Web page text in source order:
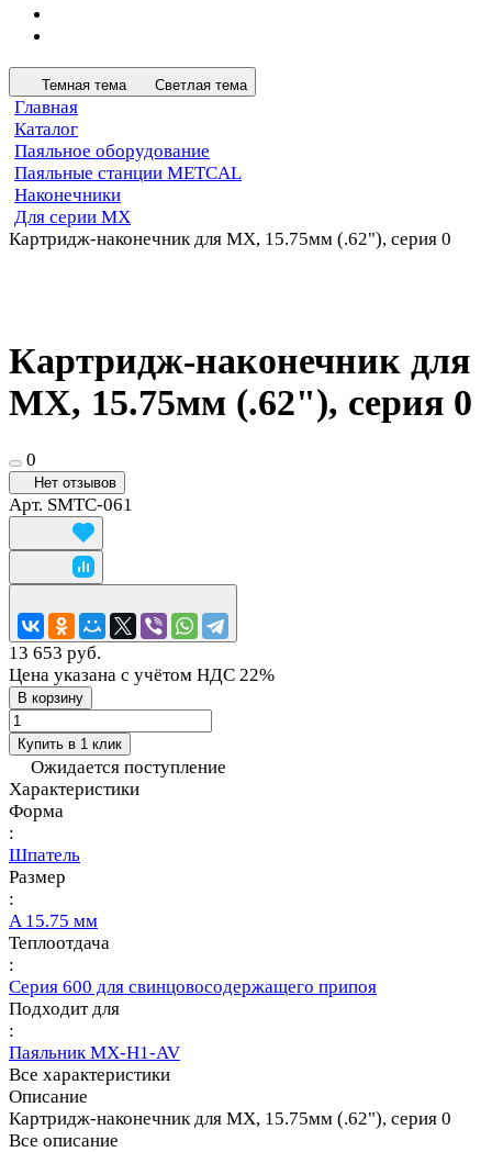
Темная тема Светлая тема
Главная
Каталог
Паяльное оборудование
Паяльные станции METCAL
Наконечники
Для серии MX
Картридж-наконечник для MX, 15.75мм (.62"), серия 0
Картридж-наконечник для
MX, 15.75мм (.62"), серия 0
0
Нет отзывов
Арт. SMTC-061
13 653 руб.
Цена указана с учётом НДС 22%
В корзину
Купить в 1 клик
Ожидается поступление
Характеристики
Форма
:
Шпатель
Размер
:
A 15.75 мм
Теплоотдача
:
Серия 600 для свинцовосодержащего припоя
Подходит для
:
Паяльник MX-H1-AV
Все характеристики
Описание
Картридж-наконечник для MX, 15.75мм (.62"), серия 0
Все описание